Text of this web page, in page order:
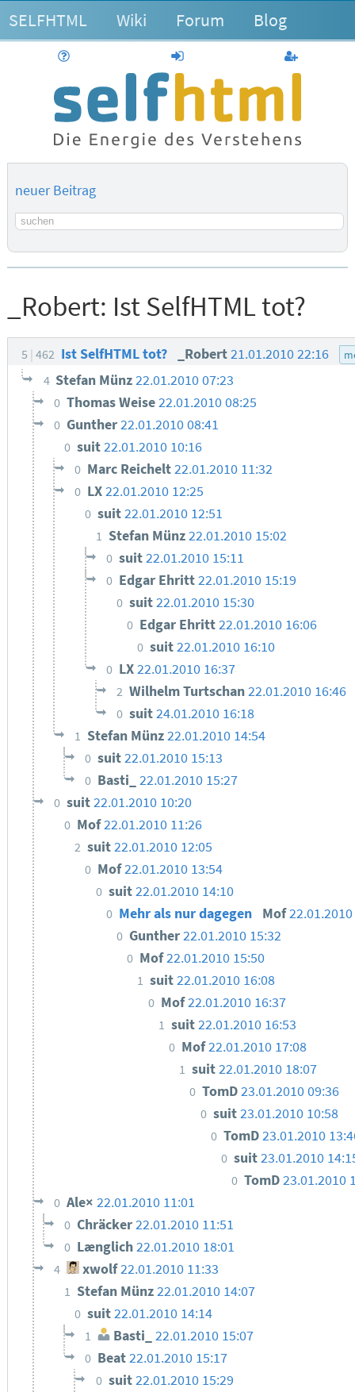
SELFHTML Wiki Forum Blog
anmelden
neuer Beitrag
Suchbegriff
_Robert: Ist SelfHTML tot?
5 462 Ist SelfHTML tot? _Robert21.01.2010 22:16
4 Stefan Münz22.01.2010 07:23
0 Thomas Weise22.01.2010 08:25
0 Gunther22.01.2010 08:41
0 suit22.01.2010 10:16
0 Marc Reichelt22.01.2010 11:32
0 LX22.01.2010 12:25
0 suit22.01.2010 12:51
1 Stefan Münz22.01.2010 15:02
0 suit22.01.2010 15:11
0 Edgar Ehritt22.01.2010 15:19
0 suit22.01.2010 15:30
0 Edgar Ehritt22.01.2010 16:06
0 suit22.01.2010 16:10
0 LX22.01.2010 16:37
2 Wilhelm Turtschan22.01.2010 16:46
0 suit24.01.2010 16:18
1 Stefan Münz22.01.2010 14:54
0 suit22.01.2010 15:13
0 Basti_22.01.2010 15:27
0 suit22.01.2010 10:20
0 Mof22.01.2010 11:26
2 suit22.01.2010 12:05
0 Mof22.01.2010 13:54
0 suit22.01.2010 14:10
0 Mehr als nur dagegen Mof
0 Gunther22.01.2010 15:32
0 Mof22.01.2010 15:50
1 suit22.01.2010 16:08
0 Mof22.01.2010 16:37
1 suit22.01.2010 16:53
0 Mof22.01.2010 17:08
1 suit22.01.2010 18:07
0 TomD23.01.2010 09:36
0 suit23.01.2010 10:58
0 TomD23.01.2010
0 suit23.01.2010
0 TomD23.01.2010
0 Ale× 22.01.2010 11:01
0 Chräcker22.01.2010 11:51
0 Længlich22.01.2010 18:01
4 xwolf22.01.2010 11:33
1 Stefan Münz22.01.2010 14:07
0 suit22.01.2010 14:14
1 Basti_ 22.01.2010 15:07
0 Beat22.01.2010 15:17
0 suit22.01.2010 15:29